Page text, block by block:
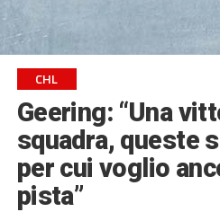
CHL
Geering: “Una
squadra, queste
per cui voglio
pista”